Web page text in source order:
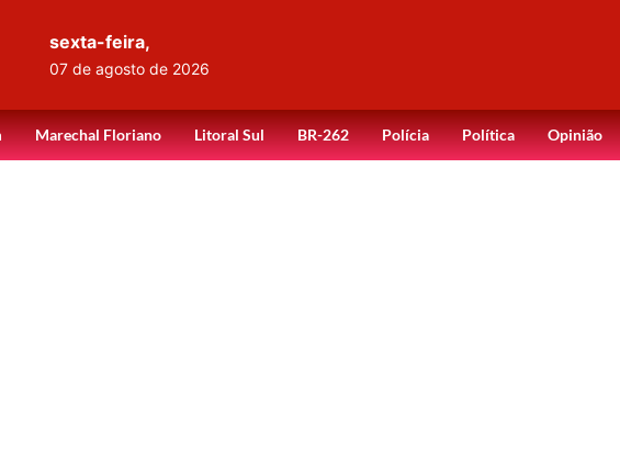
sexta-feira,
07 de agosto de 2026
Marechal Floriano Litoral Sul BR-262 Polícia Política Opinião